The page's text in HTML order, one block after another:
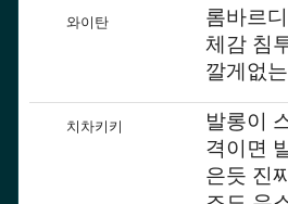
와이탄
롬바르
체감 침
깔게없
치차키키
발롱이
격이면
은듯 진